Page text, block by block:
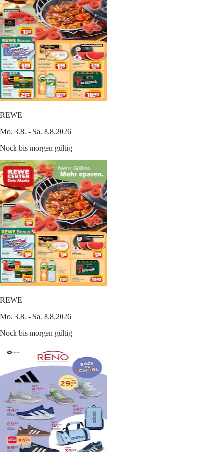
REWE
Mo. 3.8. - Sa. 8.8.2026
Noch bis morgen gültig
REWE
Mo. 3.8. - Sa. 8.8.2026
Noch bis morgen gültig